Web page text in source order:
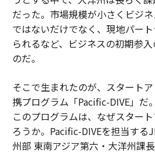
だった。市場規模が小さくビジ
ではないだけでなく、現地パー
られるなど、ビジネスの初期参
のだ。
そこで生まれたのが、スタート
携プログラム「Pacific-DIVE」だ
このプログラムは、なぜスター
ろうか。Pacific-DIVEを担当する
州部 東南アジア第六・大洋州課